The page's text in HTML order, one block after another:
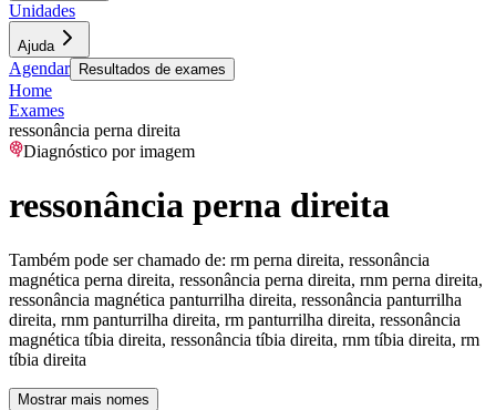
Unidades
Ajuda
Agendar Resultados de exames
Home
Exames
ressonância perna direita
Diagnóstico por imagem
ressonância perna direita
Também pode ser chamado de: rm perna direita, ressonância
magnética perna direita, ressonância perna direita, rnm perna direita,
ressonância magnética panturrilha direita, ressonância panturrilha
direita, rnm panturrilha direita, rm panturrilha direita, ressonância
magnética tíbia direita, ressonância tíbia direita, rnm tíbia direita, rm
tíbia direita
Mostrar mais nomes